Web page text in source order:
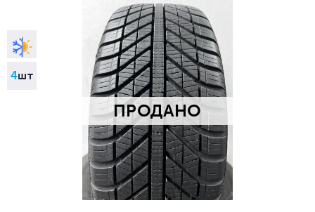
Количество
Все
ПОДОБРАТЬ
ПРОДАНО
4шт